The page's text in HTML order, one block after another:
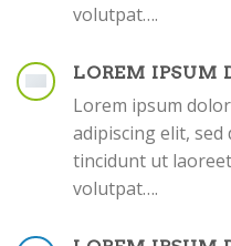
volutpat….
LOREM IPSUM
Lorem ipsum
adipiscing elit,
tincidunt ut
volutpat….